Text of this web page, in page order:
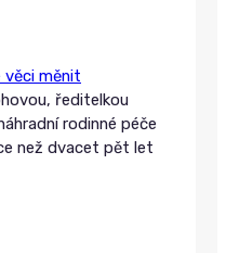
věci měnit
ředitelkou
rodinné péče
než dvacet pět let